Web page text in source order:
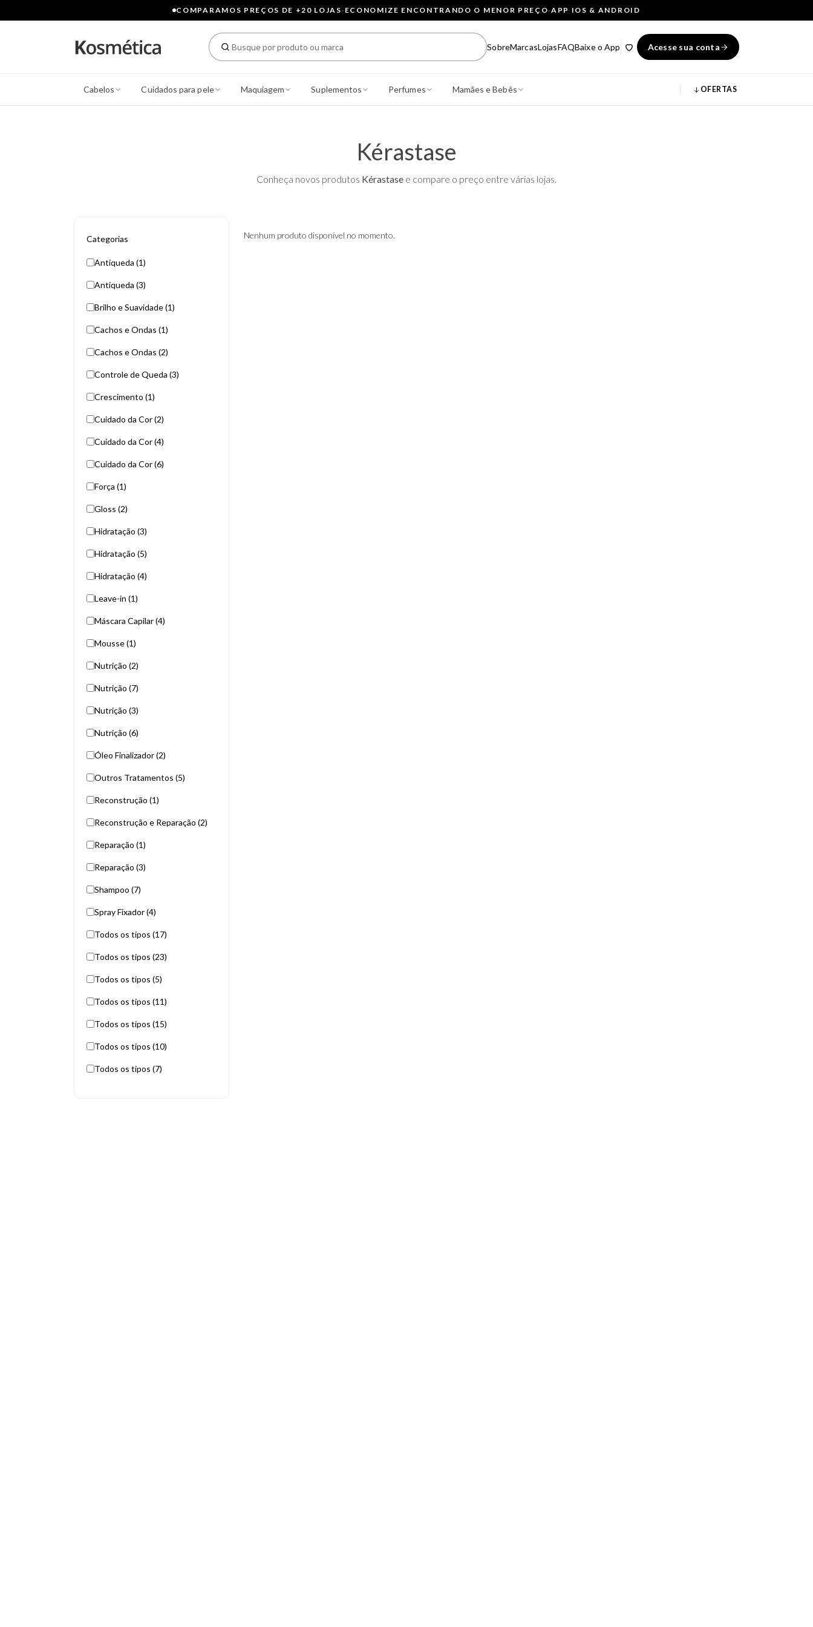
COMPARAMOS PREÇOS DE +20 LOJAS· ECONOMIZE ENCONTRANDO O MENOR PREÇO·APP IOS & ANDROID
SobreMarcasLojasFAQBaixe o App Acesse sua conta
Cabelos Cuidados para pele Maquiagem Suplementos Perfumes Mamães e Bebês OFERTAS
Kérastase
Conheça novos produtos Kérastase e compare o preço entre várias lojas.
Categorias
Antiqueda (1)
Antiqueda (3)
Brilho e Suavidade (1)
Cachos e Ondas (1)
Cachos e Ondas (2)
Controle de Queda (3)
Crescimento (1)
Cuidado da Cor (2)
Cuidado da Cor (4)
Cuidado da Cor (6)
Força (1)
Gloss (2)
Hidratação (3)
Hidratação (5)
Hidratação (4)
Leave-in (1)
Máscara Capilar (4)
Mousse (1)
Nutrição (2)
Nutrição (7)
Nutrição (3)
Nutrição (6)
Óleo Finalizador (2)
Outros Tratamentos (5)
Reconstrução (1)
Reconstrução e Reparação (2)
Reparação (1)
Reparação (3)
Shampoo (7)
Spray Fixador (4)
Todos os tipos (17)
Todos os tipos (23)
Todos os tipos (5)
Todos os tipos (11)
Todos os tipos (15)
Todos os tipos (10)
Todos os tipos (7)
Nenhum produto disponível no momento.